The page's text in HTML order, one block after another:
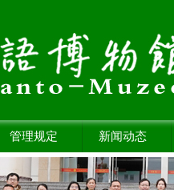
管理规定 新闻动态